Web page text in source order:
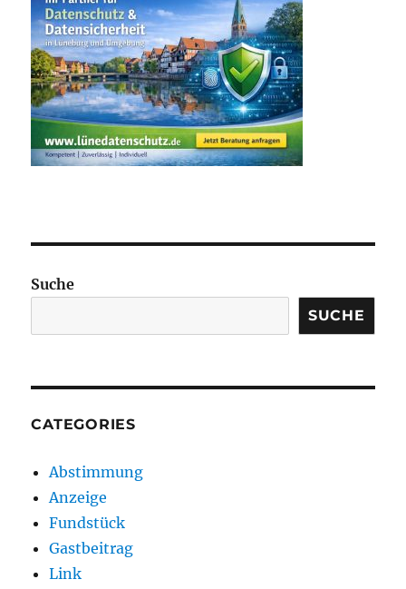
Suche
SUCHE
CATEGORIES
Abstimmung
Anzeige
Fundstück
Gastbeitrag
Link